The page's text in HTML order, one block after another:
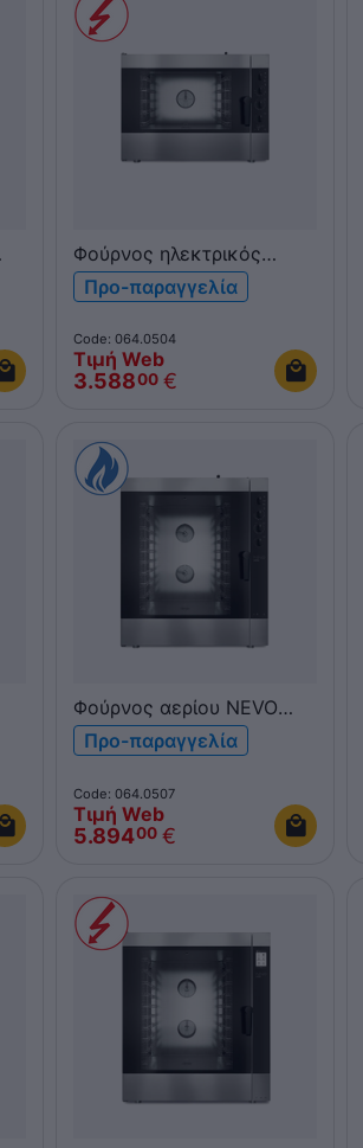
Φούρνος ηλεκτρικός
NEVO Pratika Combi 5xGN
1/1 & 600x400 FDE051V
Προ-παραγγελία
Code: 064.0504
Τιμή Web
3.58800 €
Φούρνος αερίου NEVO
Pratika Combi 10xGN 1/1 &
600x400 FDG101V Η/Μ
Προ-παραγγελία
Code: 064.0507
Τιμή Web
5.89400 €